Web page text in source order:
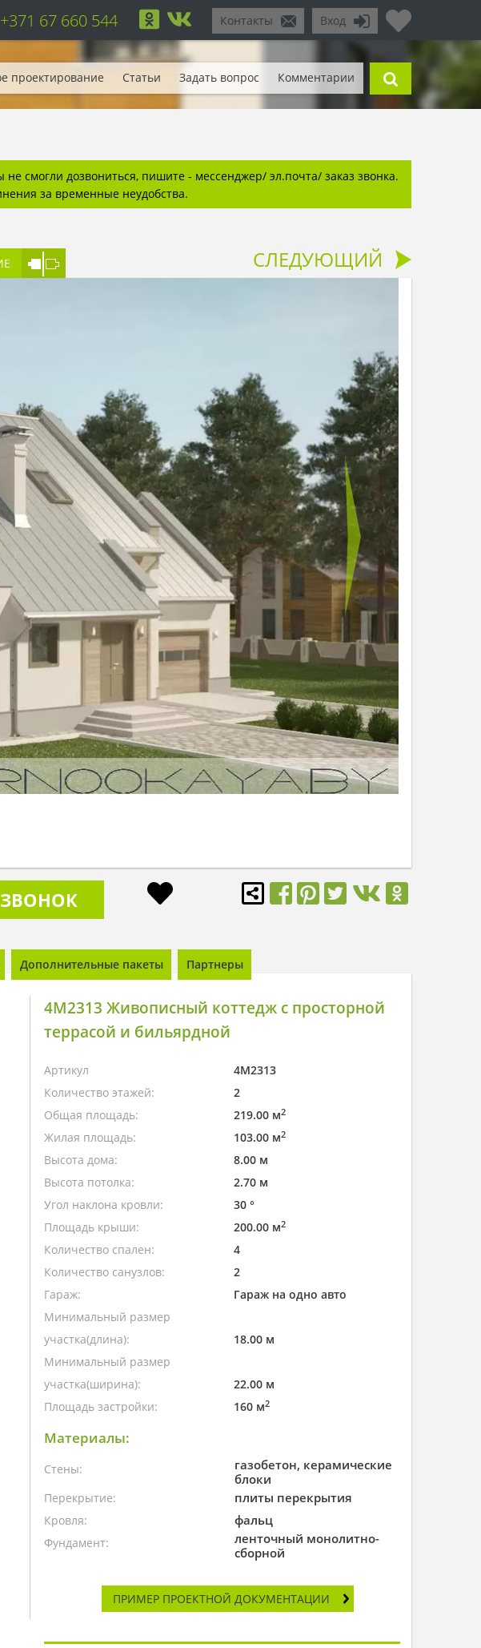
Вход
Контакты
+371 67 660 544
проектирование Статьи Задать вопрос Комментарии
смогли дозвониться, пишите - мессенджер/ эл.почта/ заказ звонка.
за временные неудобства.
СЛЕДУЮЩИЙ
Дополнительные пакеты Партнеры
4M2313 Живописный коттедж с просторной
террасой и бильярдной
Артикул
4M2313
Количество этажей:
2
Общая площадь:
219.00 м2
Жилая площадь: 103.00 м2
Высота дома:
8.00 м
Высота потолка:
2.70 м
Угол наклона кровли:
30 °
Площадь крыши:
200.00 м2
Количество спален:
4
Количество санузлов:
2
Гараж:
Гараж на одно авто
Минимальный размер
участка(длина):
18.00 м
Минимальный размер
участка(ширина):
22.00 м
Площадь застройки:
160 м2
Материалы:
Стены:
газобетон, керамические
блоки
Перекрытие: плиты перекрытия
Кровля: фальц
Фундамент:
ленточный монолитно-
сборной
ПРИМЕР ПРОЕКТНОЙ ДОКУМЕНТАЦИИ